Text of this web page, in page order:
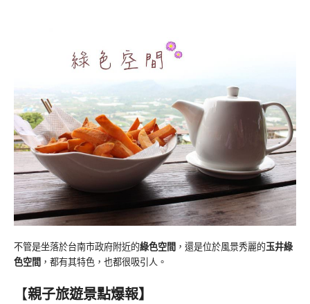
不管是坐落於台南市政府附近的綠色空間 ，還是位於風景秀麗的玉井綠
色空間 ，都有其特色，也都很吸引人。
【親子旅遊景點爆報】